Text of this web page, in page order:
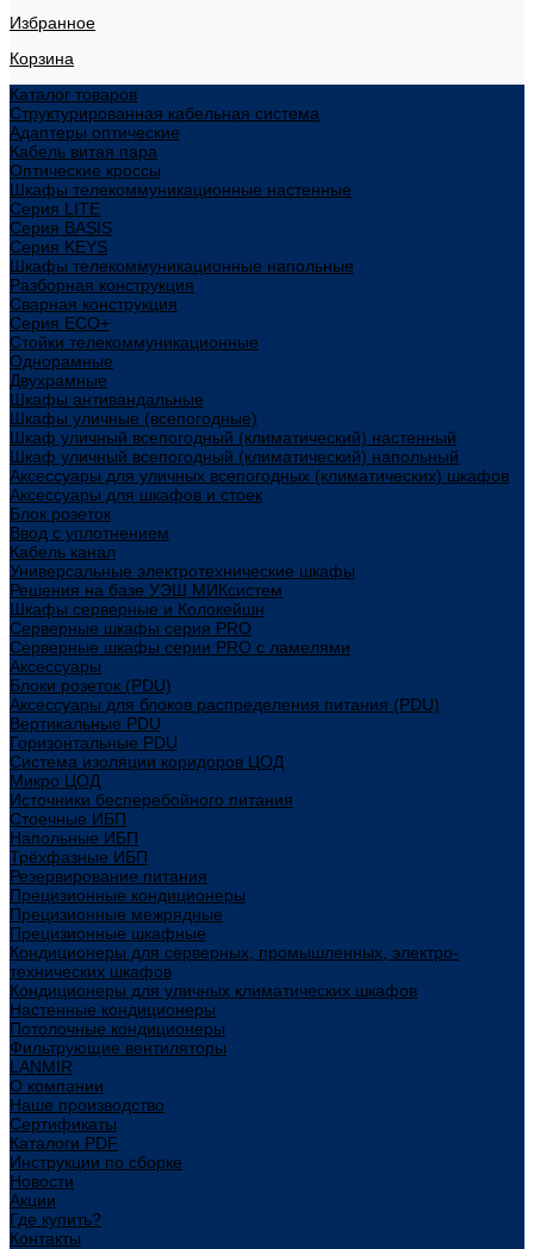
Избранное
Корзина
Каталог товаров
Структурированная кабельная система
Адаптеры оптические
Кабель витая пара
Оптические кроссы
Шкафы телекоммуникационные настенные
Cерия LITE
Cерия BASIS
Cерия KEYS
Шкафы телекоммуникационные напольные
Разборная конструкция
Сварная конструкция
Серия ECO+
Стойки телекоммуникационные
Однорамные
Двухрамные
Шкафы антивандальные
Шкафы уличные (всепогодные)
Шкаф уличный всепогодный (климатический) настенный
Шкаф уличный всепогодный (климатический) напольный
Аксессуары для уличных всепогодных (климатических) шкафов
Аксессуары для шкафов и стоек
Блок розеток
Ввод с уплотнением
Кабель канал
Универсальные электротехнические шкафы
Решения на базе УЭШ МИКсистем
Шкафы серверные и Колокейшн
Серверные шкафы серия PRO
Серверные шкафы серии PRO с ламелями
Аксессуары
Блоки розеток (PDU)
Аксессуары для блоков распределения питания (PDU)
Вертикальные PDU
Горизонтальные PDU
Система изоляции коридоров ЦОД
Микро ЦОД
Источники бесперебойного питания
Стоечные ИБП
Напольные ИБП
Трёхфазные ИБП
Резервирование питания
Прецизионные кондиционеры
Прецизионные межрядные
Прецизионные шкафные
Кондиционеры для серверных, промышленных, электро-
технических шкафов
Кондиционеры для уличных климатических шкафов
Настенные кондиционеры
Потолочные кондиционеры
Фильтрующие вентиляторы
LANMIR
О компании
Наше производство
Сертификаты
Каталоги PDF
Инструкции по сборке
Новости
Акции
Где купить?
Контакты